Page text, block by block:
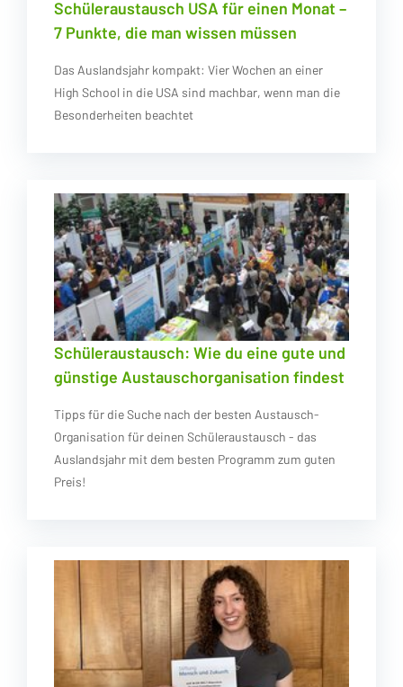
Schüleraustausch USA für einen Monat –
7 Punkte, die man wissen müssen
Das Auslandsjahr kompakt: Vier Wochen an einer
High School in die USA sind machbar, wenn man die
Besonderheiten beachtet
Schüleraustausch: Wie du eine gute und
günstige Austauschorganisation findest
Tipps für die Suche nach der besten Austausch-
Organisation für deinen Schüleraustausch - das
Auslandsjahr mit dem besten Programm zum guten
Preis!